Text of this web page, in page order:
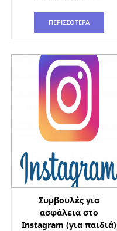
ΠΕΡΙΣΣΟΤΕΡΑ
Συμβουλές για
ασφάλεια στο
Instagram (για παιδιά)